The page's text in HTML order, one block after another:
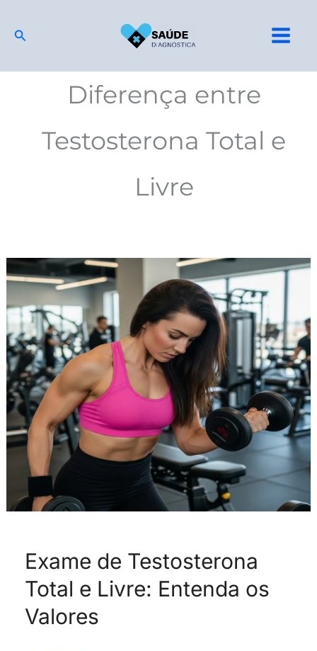
para
conteúdo
Pesquisar
Diferença entre
Testosterona Total e
Livre
Exame de Testosterona
Total e Livre: Entenda os
Valores
Exame
de
Testosterona
Total
e
Livre:
Entenda
os
Valores